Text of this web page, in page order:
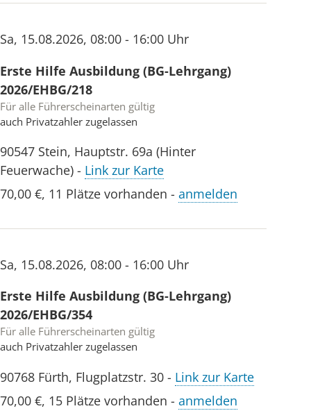
Sa, 15.08.2026, 08:00 - 16:00 Uhr
Erste Hilfe Ausbildung (BG-Lehrgang)
2026/EHBG/218
Für alle Führerscheinarten gültig
auch Privatzahler zugelassen
90547 Stein, Hauptstr. 69a (Hinter
Feuerwache) - Link zur Karte
70,00 €, 11 Plätze vorhanden - anmelden
Sa, 15.08.2026, 08:00 - 16:00 Uhr
Erste Hilfe Ausbildung (BG-Lehrgang)
2026/EHBG/354
Für alle Führerscheinarten gültig
auch Privatzahler zugelassen
90768 Fürth, Flugplatzstr. 30 - Link zur Karte
70,00 €, 15 Plätze vorhanden - anmelden